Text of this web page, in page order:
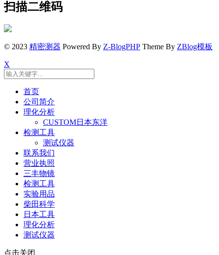
扫描二维码
© 2023 精密测器 Powered By Z-BlogPHP Theme By ZBlog模板
X
首页
公司简介
理化分析
CUSTOM日本东洋
检测工具
测试仪器
联系我们
营业执照
三丰物镜
检测工具
实验用品
柴田科学
日本工具
理化分析
测试仪器
点击关闭